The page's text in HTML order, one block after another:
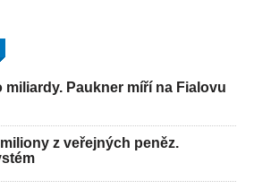
miliardy. Paukner míří na Fialovu
z veřejných peněz.